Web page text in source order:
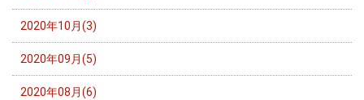
2020年10月(3)
2020年09月(5)
2020年08月(6)